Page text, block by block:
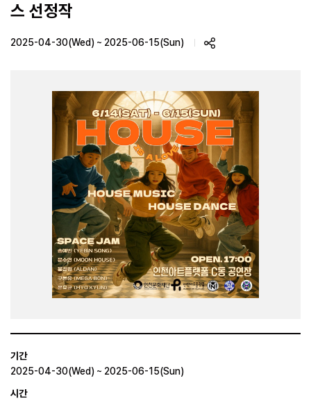
스 선정작
2025-04-30(Wed) ~ 2025-06-15(Sun)
기간
2025-04-30(Wed) ~ 2025-06-15(Sun)
시간